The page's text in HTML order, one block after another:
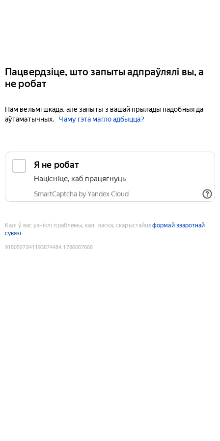
Пацвердзіце, што запыты адпраўлялі вы, а
не робат
Нам вельмі шкада, але запыты з вашай прылады падобныя да
аўтаматычных.
Чаму гэта магло адбыцца?
Я не робат
Націсніце, каб працягнуць
SmartCaptcha by Yandex Cloud
Калі ў вас узніклі праблемы, калі ласка, скарыстайцеформай зваротнай
сувязі
9180507841193874484:1786067668